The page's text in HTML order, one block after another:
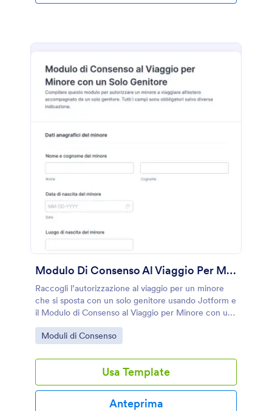
individuo o un'organizzazione, proteggi i tuoi
gratuito di Jotform. Compilando il modulo e
condividendolo con i tuoi clienti, proteggerai il tuo
lavoro dall'utilizzo senza autorizzazione. Sincronizza i
dati su Dropbox, Google Drive e altre applicazioni,
elettronica in formato PDF. Tutto grazie alle oltre
Modulo Di Consenso Al Viaggio Per Minore Con Un Solo Genitore
Raccogli l’autorizzazione al viaggio per un minore
che si sposta con un solo genitore usando Jotform e
il Modulo di Consenso al Viaggio per Minore con un
Solo Genitore, ideale per famiglie e tutori che
vogliono gestire la raccolta dati online.
Go to Category:
Moduli di Consenso
Usa Template
Anteprima